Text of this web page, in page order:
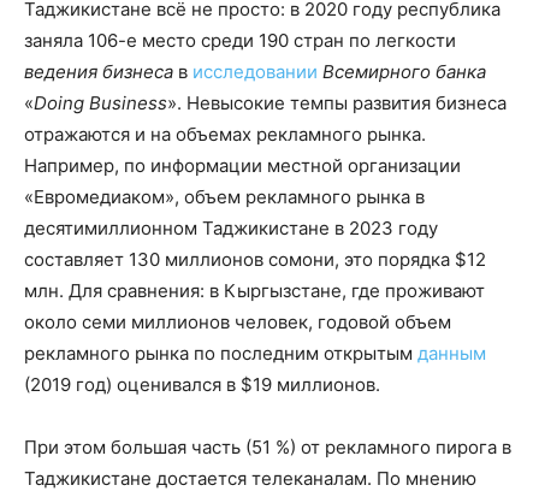
Таджикистане всё не просто: в 2020 году республика
заняла 106-е место среди 190 стран по легкости
ведения бизнеса в исследовании Всемирного банка
«Doing Business». Невысокие темпы развития бизнеса
отражаются и на объемах рекламного рынка.
Например, по информации местной организации
«Евромедиаком», объем рекламного рынка в
десятимиллионном Таджикистане в 2023 году
составляет 130 миллионов сомони, это порядка $12
млн. Для сравнения: в Кыргызстане, где проживают
около семи миллионов человек, годовой объем
рекламного рынка по последним открытым данным
(2019 год) оценивался в $19 миллионов.
При этом большая часть (51 %) от рекламного пирога в
Таджикистане достается телеканалам. По мнению